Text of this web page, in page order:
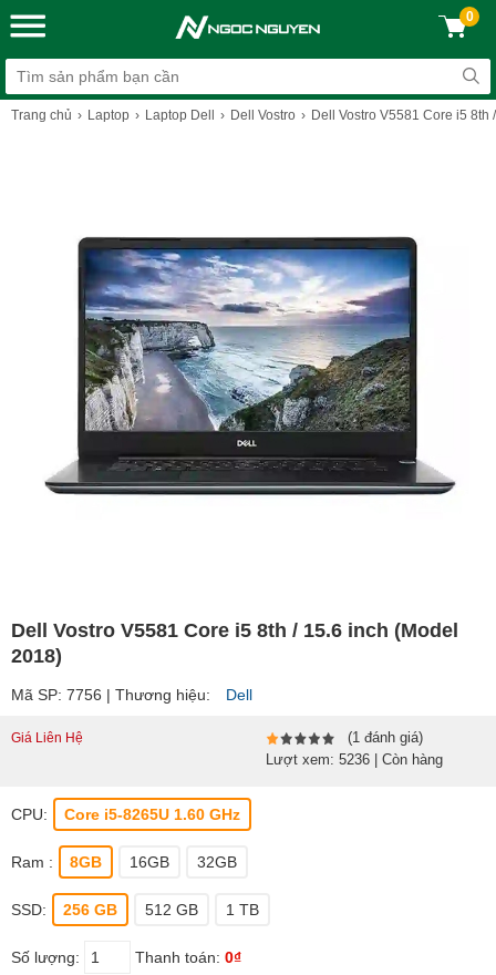
0
Trang chủ Laptop Laptop Dell Dell Vostro Dell Vostro V5581 Core i5
Dell Vostro V5581 Core i5 8th / 15.6 inch (Model
2018)
Mã SP: 7756 | Thương hiệu: Dell
Giá Liên Hệ
(1 đánh giá)
Lượt xem: 5236 | Còn hàng
CPU: Core i5-8265U 1.60 GHz
Ram : 8GB 16GB 32GB
SSD: 256 GB 512 GB 1 TB
Số lượng: Thanh toán: 0₫